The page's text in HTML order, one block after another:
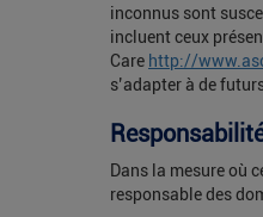
inconnus sont
incluent ceux
Care http://
s’adapter à de
Dans la mesure où
responsable des